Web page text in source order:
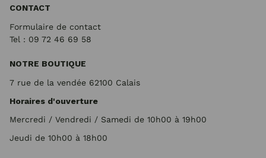
CONTACT
Formulaire de contact
Tel : 09 72 46 69 58
NOTRE BOUTIQUE
7 rue de la vendée 62100 Calais
Horaires d'ouverture
Mercredi / Vendredi / Samedi de 10h00 à 19h00
Jeudi de 10h00 à 18h00